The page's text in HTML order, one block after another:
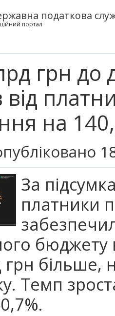
податкова
портал
грн до
від
на
За
платники
бюджету
більше,
Темп